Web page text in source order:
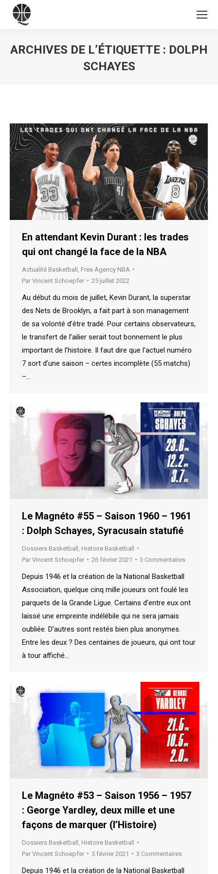
ARCHIVES DE L’ÉTIQUETTE : DOLPH
SCHAYES
En attendant Kevin Durant : les trades
qui ont changé la face de la NBA
Actualité Basketball
Free Agency NBA
Par Vincent Schoepfer 25 juillet 2022
Au début du mois de juillet, Kevin Durant, la superstar
des Nets de Brooklyn, a fait part à son management
de sa volonté d’être tradé. Pour certains observateurs,
le transfert de l’ailier serait tout bonnement le plus
important de l’histoire. Il faut dire que l’actuel numéro
7 sort d’une saison – certes incomplète (55 matchs)
–…
Le Magnéto #55 – Saison 1960 – 1961
: Dolph Schayes, Syracusain statufié
Dossiers Basketball
Histoire Basketball
Par Vincent Schoepfer 26 février 2021 3 Commentaires
Depuis 1946 et la création de la National Basketball
Association, quelque cinq mille joueurs ont foulé les
parquets de la Grande Ligue. Certains d’entre eux ont
laissé une empreinte indélébile qui ne sera jamais
oubliée. D’autres sont restés bien plus anonymes.
Entre les deux ? Des centaines de joueurs, qui ont tour
à tour affiché…
Le Magnéto #53 – Saison 1956 – 1957
: George Yardley, deux mille et une
façons de marquer (l’Histoire)
Dossiers Basketball
Histoire Basketball
Par Vincent Schoepfer 5 février 2021 3 Commentaires
Depuis 1946 et la création de la National Basketball